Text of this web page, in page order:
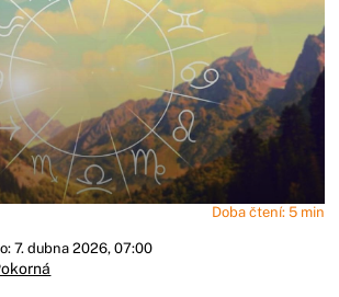
Doba čtení: 5 min
7. dubna 2026, 07:00